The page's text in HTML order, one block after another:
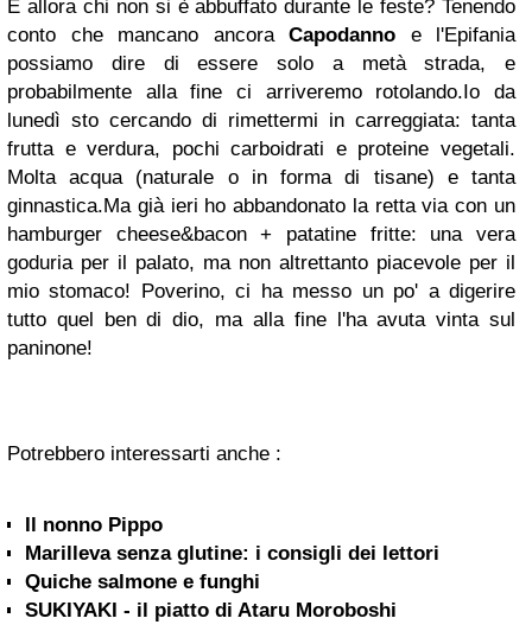
E allora chi non si è abbuffato durante le feste? Tenendo
conto che mancano ancora Capodanno e l'Epifania
possiamo dire di essere solo a metà strada, e
probabilmente alla fine ci arriveremo rotolando.Io da
lunedì sto cercando di rimettermi in carreggiata: tanta
frutta e verdura, pochi carboidrati e proteine vegetali.
Molta acqua (naturale o in forma di tisane) e tanta
ginnastica.Ma già ieri ho abbandonato la retta via con un
hamburger cheese&bacon + patatine fritte: una vera
goduria per il palato, ma non altrettanto piacevole per il
mio stomaco! Poverino, ci ha messo un po' a digerire
tutto quel ben di dio, ma alla fine l'ha avuta vinta sul
paninone!
Potrebbero interessarti anche :
Il nonno Pippo
Marilleva senza glutine: i consigli dei lettori
Quiche salmone e funghi
SUKIYAKI - il piatto di Ataru Moroboshi